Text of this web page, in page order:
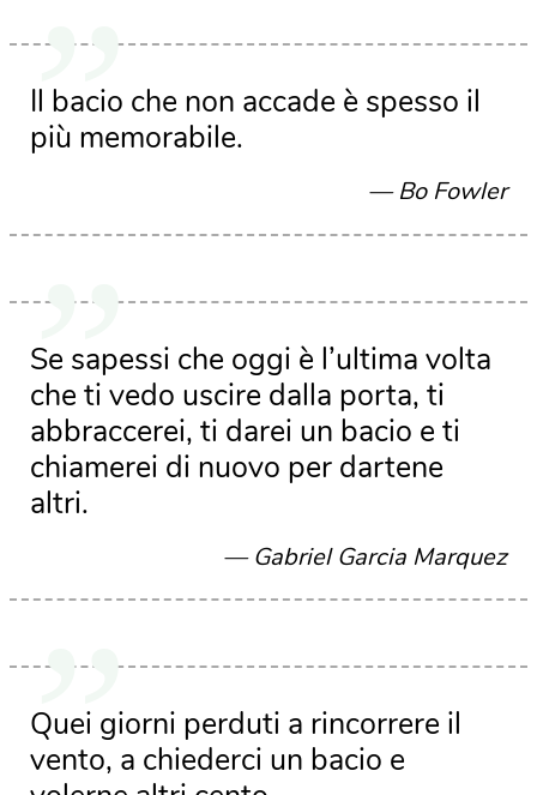
Il bacio che non accade è spesso il
più memorabile.
Bo Fowler
Se sapessi che oggi è l’ultima volta
che ti vedo uscire dalla porta, ti
abbraccerei, ti darei un bacio e ti
chiamerei di nuovo per dartene
altri.
Gabriel Garcia Marquez
Quei giorni perduti a rincorrere il
vento, a chiederci un bacio e